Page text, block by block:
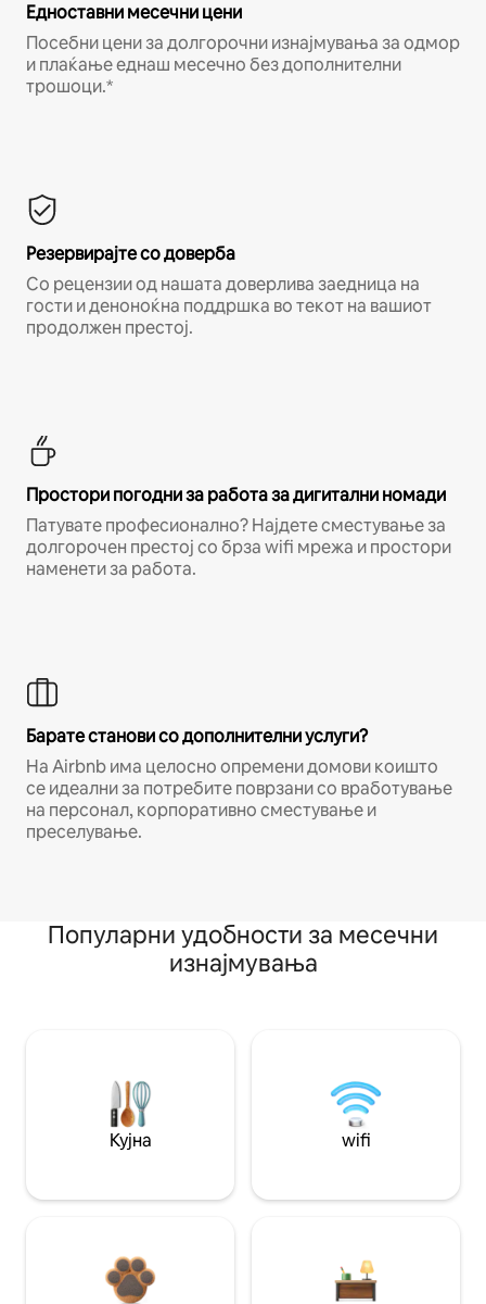
Едноставни месечни цени
Посебни цени за долгорочни изнајмувања за одмор
и плаќање еднаш месечно без дополнителни
трошоци.*
Резервирајте со доверба
Со рецензии од нашата доверлива заедница на
гости и деноноќна поддршка во текот на вашиот
продолжен престој.
Простори погодни за работа за дигитални номади
Патувате професионално? Најдете сместување за
долгорочен престој со брза wifi мрежа и простори
наменети за работа.
Барате станови со дополнителни услуги?
На Airbnb има целосно опремени домови коишто
се идеални за потребите поврзани со вработување
на персонал, корпоративно сместување и
преселување.
Популарни удобности за месечни
изнајмувања
Кујна wifi